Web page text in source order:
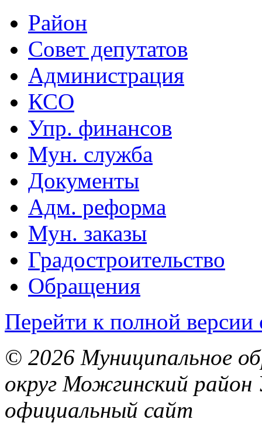
Район
Совет депутатов
Администрация
КСО
Упр. финансов
Мун. служба
Документы
Адм. реформа
Мун. заказы
Градостроительство
Обращения
Перейти к полной версии
© 2026 Муниципальное
округ Можгинский район
официальный сайт